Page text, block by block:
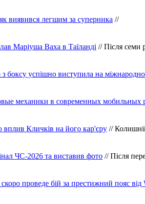
виявився легшим за суперника //
Маріуша Ваха в Таїланді // Після семи
з боксу успішно виступила на
механики в современных мобильных
вплив Кличків на його кар'єру //
ЧС-2026 та виставив фото // Після
проведе бій за престижний пояс від